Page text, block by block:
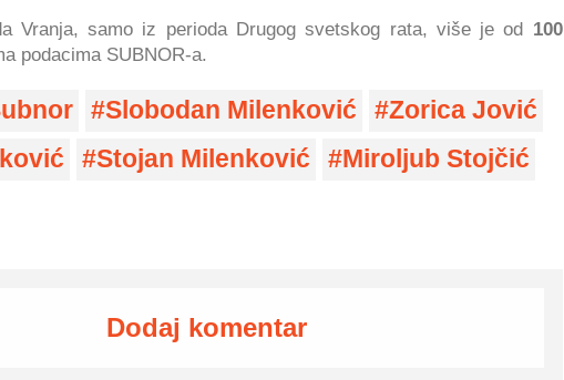
Vranja, samo iz perioda Drugog svetskog rata, više je od 100
podacima SUBNOR-a.
Slobodan Milenković
Zorica Jović
Stojan Milenković
Miroljub Stojčić
Dodaj komentar